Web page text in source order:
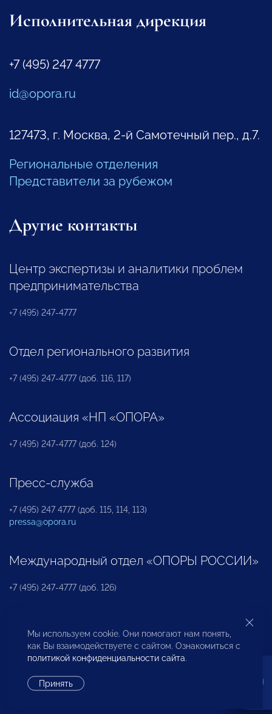
Исполнительная дирекция
+7 (495) 247 4777
id@opora.ru
127473, г. Москва, 2-й Самотечный пер., д.7.
Региональные отделения
Представители за рубежом
Другие контакты
Центр экспертизы и аналитики проблем
предпринимательства
+7 (495) 247-4777
Отдел регионального развития
+7 (495) 247-4777 (доб. 116, 117)
Ассоциация «НП «ОПОРА»
+7 (495) 247-4777 (доб. 124)
Пресс-служба
+7 (495) 247 4777 (доб. 115, 114, 113)
pressa@opora.ru
Международный отдел «ОПОРЫ РОССИИ»
+7 (495) 247-4777 (доб. 126)
Бюро по защите прав предпринимателей и
инвесторов
Мы используем cookie. Они помогают нам понять,
как Вы взаимодействуете с сайтом. Ознакомиться с
политикой конфиденциальности сайта.
Принять